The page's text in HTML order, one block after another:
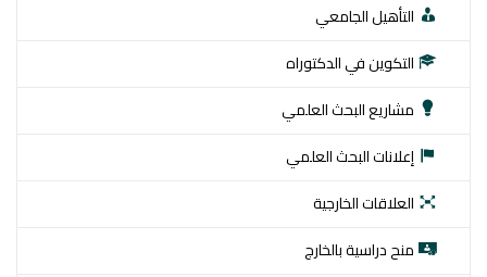
التأهيل الجامعي
التكوين في الدكتوراه
مشاريع البحث العلمي
إعلانات البحث العلمي
العلاقات الخارجية
منح دراسية بالخارج